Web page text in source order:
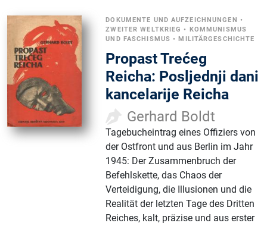
DOKUMENTE UND AUFZEICHNUNGEN •
ZWEITER WELTKRIEG • KOMMUNISMUS
UND FASCHISMUS •MILITÄRGESCHICHTE
Propast Trećeg
Reicha: Posljednji dani
kancelarije Reicha
Gerhard Boldt
Tagebucheintrag eines Offiziers von
der Ostfront und aus Berlin im Jahr
1945: Der Zusammenbruch der
Befehlskette, das Chaos der
Verteidigung, die Illusionen und die
Realität der letzten Tage des Dritten
Reiches, kalt, präzise und aus erster